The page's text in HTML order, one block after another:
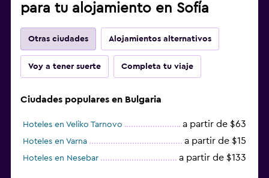
para tu alojamiento en Sofía
Otras ciudades Alojamientos alternativos
Voy a tener suerte Completa tu viaje
Ciudades populares en Bulgaria
Hoteles en Veliko Tarnovo a partir de $63
Hoteles en Varna a partir de $15
Hoteles en Nesebar a partir de $133